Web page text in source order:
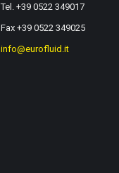
Tel. +39 0522 349017
Fax +39 0522 349025
info@eurofluid.it